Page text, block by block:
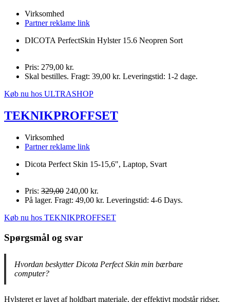
Virksomhed
Partner reklame link
DICOTA PerfectSkin Hylster 15.6 Neopren Sort
Pris: 279,00 kr.
Skal bestilles. Fragt: 39,00 kr. Leveringstid: 1-2 dage.
Køb nu hos ULTRASHOP
TEKNIKPROFFSET
Virksomhed
Partner reklame link
Dicota Perfect Skin 15-15,6", Laptop, Svart
Pris: 329,00 240,00 kr.
På lager. Fragt: 49,00 kr. Leveringstid: 4-6 Days.
Køb nu hos TEKNIKPROFFSET
Spørgsmål og svar
Hvordan beskytter Dicota Perfect Skin min bærbare
computer?
Hylsteret er lavet af holdbart materiale, der effektivt modstår ridser,